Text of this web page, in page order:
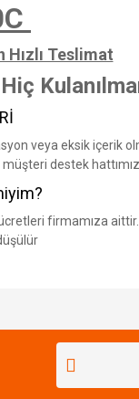
Teslimat
veya eksik içerik
destek hattımızı
firmamıza